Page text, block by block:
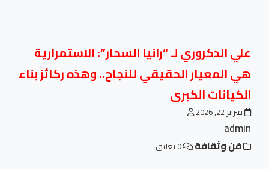
علي الدكروري لـ “رانيا السحار”: الاستمرارية
هي المعيار الحقيقي للنجاح.. وهذه ركائز بناء
الكيانات الكبرى
فبراير 22, 2026
admin
فن وثقافة